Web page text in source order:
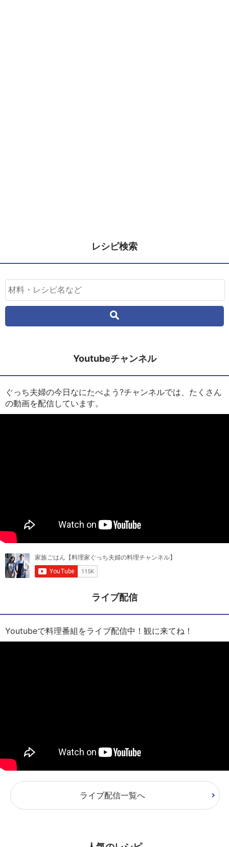
レシピ検索
Youtubeチャンネル
ぐっち夫婦の今日なにたべよう?チャンネルでは、たくさん
の動画を配信しています。
ライブ配信
Youtubeで料理番組をライブ配信中！観に来てね！
ライブ配信一覧へ